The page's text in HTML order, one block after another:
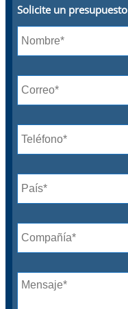
Solicite un presupuesto